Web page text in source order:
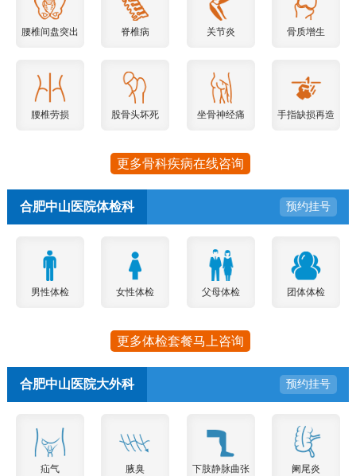
腰椎间盘突出 脊椎病 关节炎 骨质增生
腰椎劳损 股骨头坏死 坐骨神经痛 手指缺损再造
更多骨科疾病在线咨询
合肥中山医院体检科 预约挂号
男性体检 女性体检 父母体检 团体体检
更多体检套餐马上咨询
合肥中山医院大外科 预约挂号
疝气 腋臭 下肢静脉曲张 阑尾炎